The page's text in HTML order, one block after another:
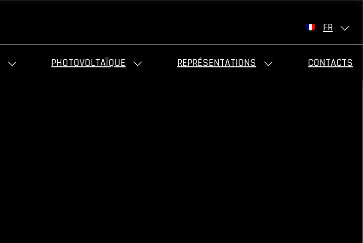
PHOTOVOLTAÏQUE REPRÉSENTATIONS CONTACTS
FR